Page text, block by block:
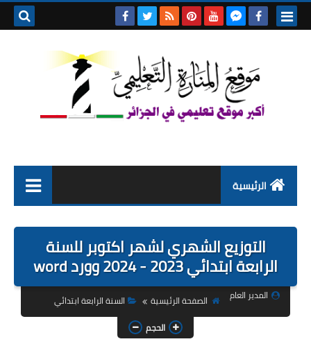
الرئيسية
التربية التحضيرية
السنة الاولى ابتدائي
السنة الثانية ابتدائي
التوزيع الشهري لشهر اكتوبر للسنة
الرابعة ابتدائي 2023 - 2024 وورد word
المدير العام الصفحة الرئيسية
السنة الرابعة ابتدائي
الحجم